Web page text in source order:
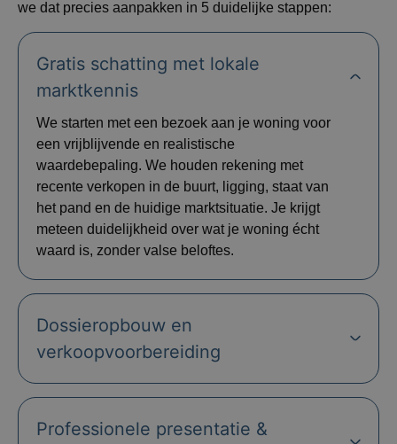
we dat precies aanpakken in 5 duidelijke stappen:
Gratis schatting met lokale
marktkennis
We starten met een bezoek aan je woning voor
een vrijblijvende en realistische
waardebepaling. We houden rekening met
recente verkopen in de buurt, ligging, staat van
het pand en de huidige marktsituatie. Je krijgt
meteen duidelijkheid over wat je woning écht
waard is, zonder valse beloftes.
Dossieropbouw en
verkoopvoorbereiding
Professionele presentatie &